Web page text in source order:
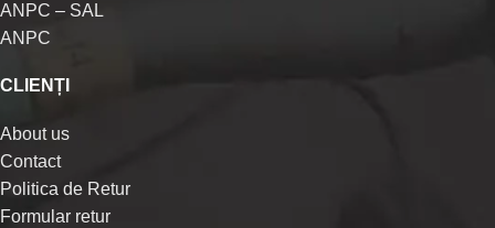
ANPC – SAL
ANPC
CLIENȚI
About us
Contact
Politica de Retur
Formular retur